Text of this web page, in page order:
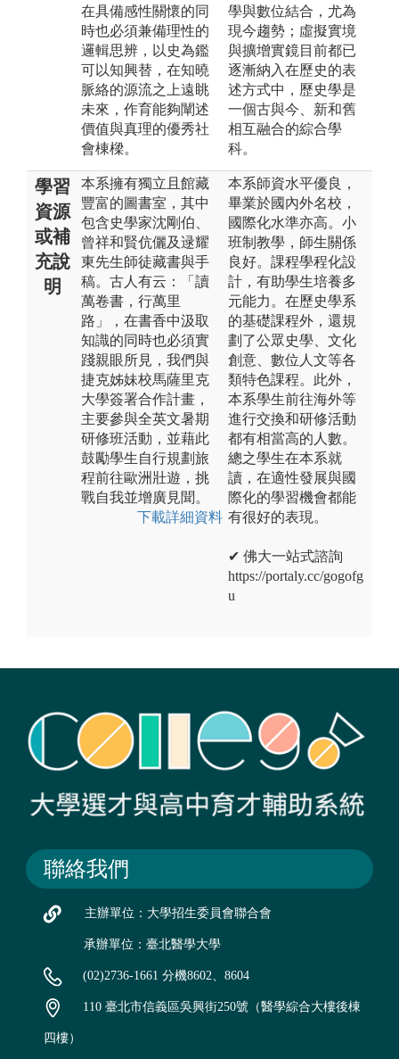
在具備感性關懷的同
時也必須兼備理性的
邏輯思辨，以史為鑑
可以知興替，在知曉
脈絡的源流之上遠眺
未來，作育能夠闡述
價值與真理的優秀社
會棟樑。
學與數位結合，尤為
現今趨勢；虛擬實境
與擴增實鏡目前都已
逐漸納入在歷史的表
述方式中，歷史學是
一個古與今、新和舊
相互融合的綜合學
科。
學習
資源
或補
充說
明
本系擁有獨立且館藏
豐富的圖書室，其中
包含史學家沈剛伯、
曾祥和賢伉儷及逯耀
東先生師徒藏書與手
稿。古人有云：「讀
萬卷書，行萬里
路」，在書香中汲取
知識的同時也必須實
踐親眼所見，我們與
捷克姊妹校馬薩里克
大學簽署合作計畫，
主要參與全英文暑期
研修班活動，並藉此
鼓勵學生自行規劃旅
程前往歐洲壯遊，挑
戰自我並增廣見聞。
下載詳細資料
本系師資水平優良，
畢業於國內外名校，
國際化水準亦高。小
班制教學，師生關係
良好。課程學程化設
計，有助學生培養多
元能力。在歷史學系
的基礎課程外，還規
劃了公眾史學、文化
創意、數位人文等各
類特色課程。此外，
本系學生前往海外等
進行交換和研修活動
都有相當高的人數。
總之學生在本系就
讀，在適性發展與國
際化的學習機會都能
有很好的表現。
✔ 佛大一站式諮詢
https://portaly.cc/gogofg
u
聯絡我們
主辦單位：大學招生委員會聯合會
承辦單位：臺北醫學大學
(02)2736-1661 分機8602、8604
110 臺北市信義區吳興街250號（醫學綜合大樓後棟
四樓）